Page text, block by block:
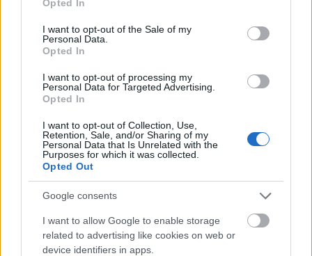
use your data for below specified purposes in below Google
consent section.
Opted In
I want to opt-out of the Sale of my
Personal Data.
Opted In
I want to opt-out of processing my
Personal Data for Targeted Advertising.
Opted In
I want to opt-out of Collection, Use,
Retention, Sale, and/or Sharing of my
Personal Data that Is Unrelated with the
Purposes for which it was collected.
Opted Out
Google consents
I want to allow Google to enable storage
related to advertising like cookies on web or
device identifiers in apps.
Smart Dial